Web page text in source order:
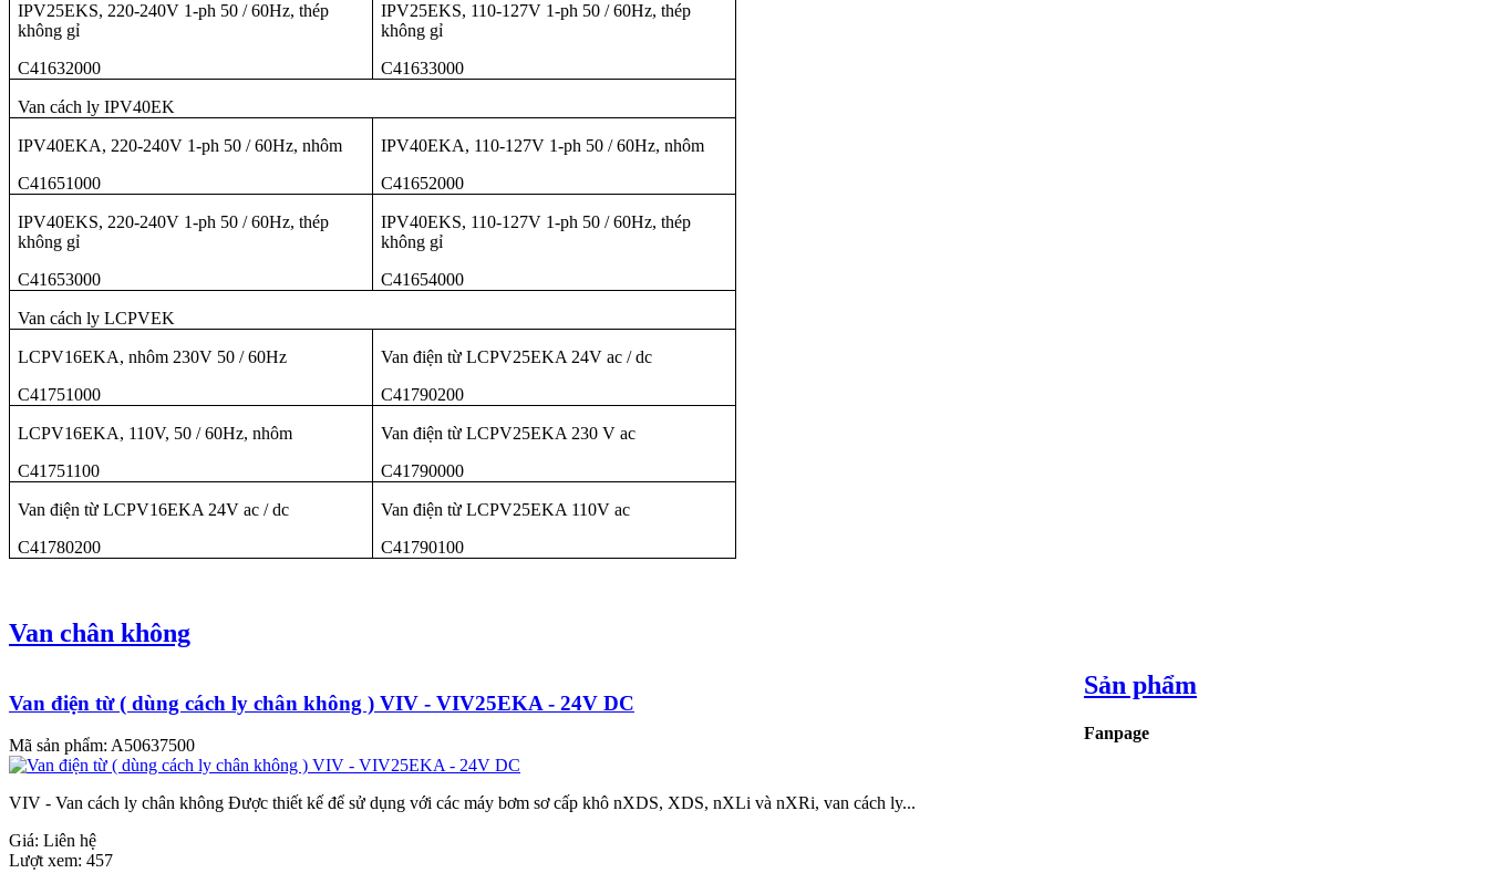
IPV25EKS, 220-240V 1-ph 50 / 60Hz, thép
không gỉ
C41632000
IPV25EKS, 110-127V 1-ph 50 / 60Hz, thép
không gỉ
C41633000
Van cách ly IPV40EK
IPV40EKA, 220-240V 1-ph 50 / 60Hz, nhôm
C41651000
IPV40EKA, 110-127V 1-ph 50 / 60Hz, nhôm
C41652000
IPV40EKS, 220-240V 1-ph 50 / 60Hz, thép
không gỉ
C41653000
IPV40EKS, 110-127V 1-ph 50 / 60Hz, thép
không gỉ
C41654000
Van cách ly LCPVEK
LCPV16EKA, nhôm 230V 50 / 60Hz
C41751000
Van điện từ LCPV25EKA 24V ac / dc
C41790200
LCPV16EKA, 110V, 50 / 60Hz, nhôm
C41751100
Van điện từ LCPV25EKA 230 V ac
C41790000
Van điện từ LCPV16EKA 24V ac / dc
C41780200
Van điện từ LCPV25EKA 110V ac
C41790100
Van chân không
Van điện từ ( dùng cách ly chân không ) VIV - VIV25EKA - 24V DC
Mã sản phẩm: A50637500
VIV - Van cách ly chân không Được thiết kế để sử dụng với các máy bơm sơ cấp khô nXDS, XDS, nXLi và nXRi, van cách ly...
Giá: Liên hệ
Lượt xem: 457
Sản phẩm
Fanpage